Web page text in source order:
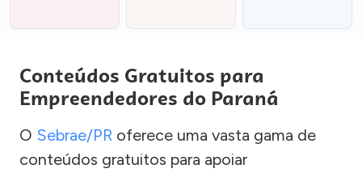
Conteúdos Gratuitos para
Empreendedores do Paraná
O Sebrae/PR oferece uma vasta gama de
conteúdos gratuitos para apoiar